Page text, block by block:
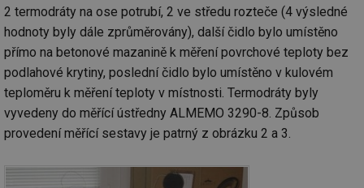
2 termodráty na ose potrubí, 2 ve středu rozteče (4 výsledné
hodnoty byly dále zprůměrovány), další čidlo bylo umístěno
přímo na betonové mazanině k měření povrchové teploty bez
podlahové krytiny, poslední čidlo bylo umístěno v kulovém
teploměru k měření teploty v místnosti. Termodráty byly
vyvedeny do měřící ústředny ALMEMO 3290-8. Způsob
provedení měřící sestavy je patrný z obrázku 2 a 3.